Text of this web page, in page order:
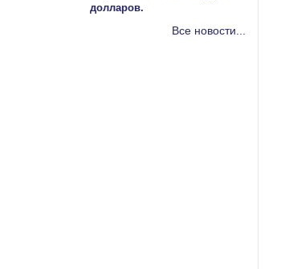
долларов.
Все новости...